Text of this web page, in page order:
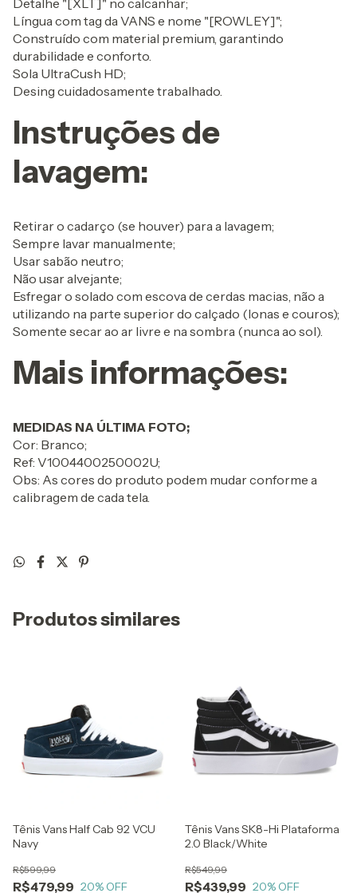
Língua com tag da VANS e nome "[ROWLEY]";
Construído com material premium, garantindo
durabilidade e conforto.
Sola UltraCush HD;
Desing cuidadosamente trabalhado.
Instruções de
lavagem:
Retirar o cadarço (se houver) para a lavagem;
Sempre lavar manualmente;
Usar sabão neutro;
Não usar alvejante;
Esfregar o solado com escova de cerdas macias, não a
utilizando na parte superior do calçado (lonas e couros);
Somente secar ao ar livre e na sombra (nunca ao sol).
Mais informações:
MEDIDAS NA ÚLTIMA FOTO;
Cor: Branco;
Ref: V1004400250002U;
Obs: As cores do produto podem mudar conforme a
calibragem de cada tela.
Produtos similares
Tênis Vans Half Cab 92 VCU
Navy
R$479,99
R$599,99
20% OFF
Tênis Vans SK8-Hi Plataforma
2.0 Black/White
R$439,99
R$549,99
20% OFF